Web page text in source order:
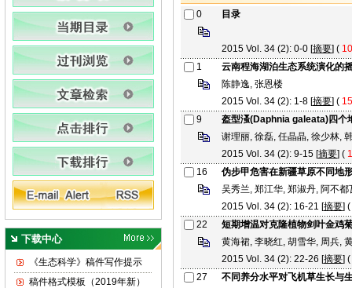
下载中心
《生态科学》稿件写作提示
稿件格式模板（2019年新）
0
目录
2015 Vol. 34 (2): 0-0 [摘要] (
1
云南程海湖泊生态系统演化的
陈静逸, 张恩楼
2015 Vol. 34 (2): 1-8 [摘要] (
9
盔型溞(Daphnia galeata)四个
谢理丽, 徐磊, 任晶晶, 徐少林,
2015 Vol. 34 (2): 9-15 [摘要] (
16
伪步甲危害在新疆草原不同地
吴秀兰, 郑江华, 郑淑丹, 阿不都
2015 Vol. 34 (2): 16-21 [摘要] (
22
短期增温对克隆植物剑叶金鸡
黄海裙, 李晓红, 胡雪华, 周兵,
2015 Vol. 34 (2): 22-26 [摘要] (
27
不同养分水平对飞机草生长与